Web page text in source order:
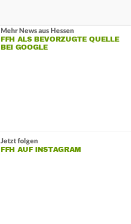
Mehr News aus Hessen
FFH ALS BEVORZUGTE QUELLE
BEI GOOGLE
Jetzt folgen
FFH AUF INSTAGRAM